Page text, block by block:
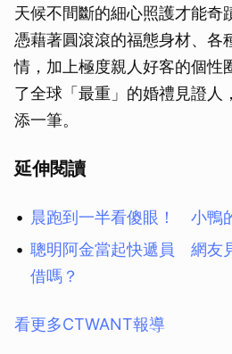
天候不間斷的細心照護才能奇
憑藉著圓滾滾的福態身材、各
情，加上極度親人好客的個性
了全球「最重」的婚禮見證人
添一筆。
延伸閱讀
晨跑到一半看傻眼！ 小鴨
聰明阿金當起快遞員 網友
借嗎？
看更多CTWANT報導